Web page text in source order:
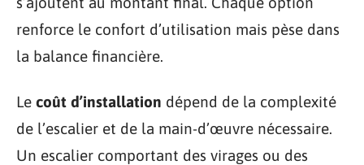
renforce le confort d’utilisation mais pèse dans
la balance financière.
Le coût d’installation dépend de la complexité
de l’escalier et de la main-d’œuvre nécessaire.
Un escalier comportant des virages ou des